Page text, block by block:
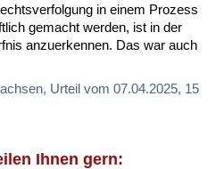
in einem Prozess
gemacht werden, ist in der
anzuerkennen. Das war auch
Urteil vom 07.04.2025, 15
Ihnen gern: